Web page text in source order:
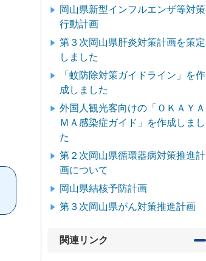
岡山県新型インフルエンザ等対策
行動計画
第３次岡山県肝炎対策計画を策定
しました
「蚊防除対策ガイドライン」を作
成しました
外国人観光客向けの「ＯＫＡＹＡ
ＭＡ感染症ガイド」を作成しまし
た
第２次岡山県循環器病対策推進計
画について
岡山県結核予防計画
第３次岡山県がん対策推進計画
関連リンク